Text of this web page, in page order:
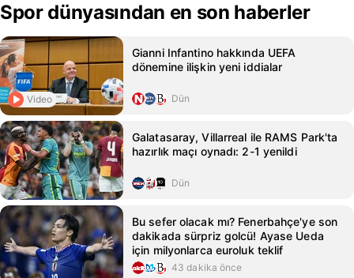
Spor dünyasından en son haberler
Video
Gianni Infantino hakkında UEFA
dönemine ilişkin yeni iddialar
Dün
Galatasaray, Villarreal ile RAMS Park'ta
hazırlık maçı oynadı: 2-1 yenildi
Dün
Bu sefer olacak mı? Fenerbahçe'ye son
dakikada sürpriz golcü! Ayase Ueda
için milyonlarca euroluk teklif
43 dakika önce